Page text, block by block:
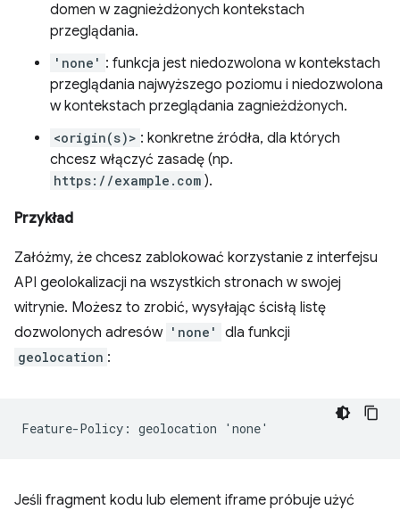
domen w zagnieżdżonych kontekstach
przeglądania.
'none' : funkcja jest niedozwolona w kontekstach
przeglądania najwyższego poziomu i niedozwolona
w kontekstach przeglądania zagnieżdżonych.
<origin(s)> : konkretne źródła, dla których
chcesz włączyć zasadę (np.
https://example.com ).
Przykład
Załóżmy, że chcesz zablokować korzystanie z interfejsu
API geolokalizacji na wszystkich stronach w swojej
witrynie. Możesz to zrobić, wysyłając ścisłą listę
dozwolonych adresów 'none' dla funkcji
geolocation :
Jeśli fragment kodu lub element iframe próbuje użyć